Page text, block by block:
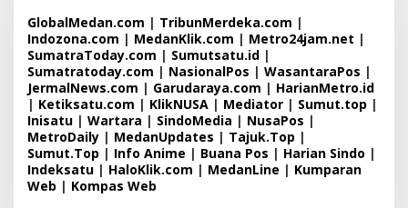
GlobalMedan.com | TribunMerdeka.com |
Indozona.com | MedanKlik.com | Metro24jam.net |
SumatraToday.com | Sumutsatu.id |
Sumatratoday.com | NasionalPos | WasantaraPos |
JermalNews.com | Garudaraya.com | HarianMetro.id
| Ketiksatu.com | KlikNUSA | Mediator | Sumut.top |
Inisatu | Wartara | SindoMedia | NusaPos |
MetroDaily | MedanUpdates | Tajuk.Top |
Sumut.Top | Info Anime | Buana Pos | Harian Sindo |
Indeksatu | HaloKlik.com | MedanLine | Kumparan
Web | Kompas Web